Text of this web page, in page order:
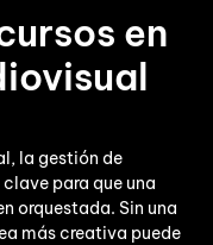
en
la gestión de
para que una
orquestada. Sin una
más creativa puede